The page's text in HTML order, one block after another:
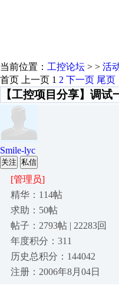
当前位置： 工控论坛 > > 活
首页 上一页 1 2 下一页 尾页
【工控项目分享】调试
Smile-lyc
关注 私信
[管理员]
精华：114帖
求助：50帖
帖子：2793帖 | 22283回
年度积分：311
历史总积分：144042
注册：2006年8月04日